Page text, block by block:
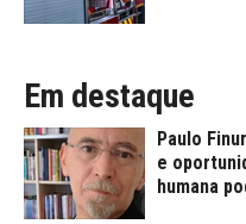
Em destaque
Paulo
e
humana